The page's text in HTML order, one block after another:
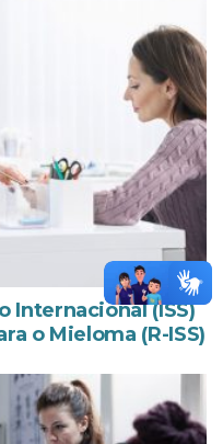
Internacional (ISS)
o Mieloma (R-ISS)